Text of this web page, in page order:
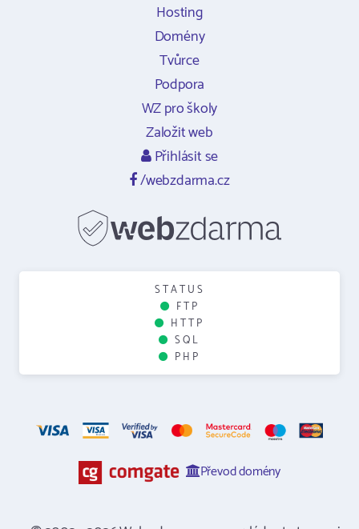
Hosting
Domény
Tvůrce
Podpora
WZ pro školy
Založit web
Přihlásit se
/webzdarma.cz
STATUS
FTP
HTTP
SQL
PHP
Převod domény